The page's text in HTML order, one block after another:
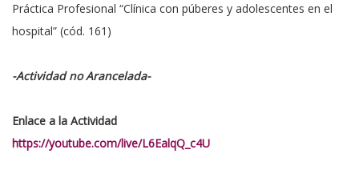
Práctica Profesional “Clínica con púberes y adolescentes en el
hospital” (cód. 161)
-Actividad no Arancelada-
Enlace a la Actividad
https://youtube.com/live/L6EalqQ_c4U